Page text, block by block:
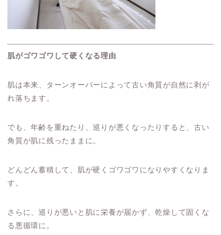
肌がゴワゴワして硬くなる理由
肌は本来、ターンオーバーによって古い角質が自然に剥が
れ落ちます。
でも、年齢を重ねたり、巡りが悪くなったりすると、古い
角質が肌に残ったままに。
どんどん蓄積して、肌が硬くゴワゴワになりやすくなりま
す。
さらに、巡りが悪いと肌に栄養が届かず、乾燥して固くな
る悪循環に。